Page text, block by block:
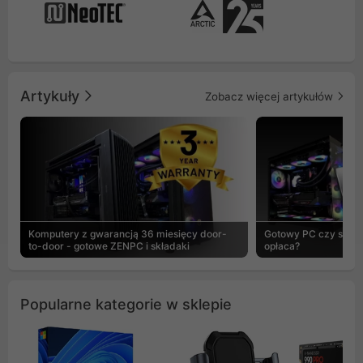
Artykuły Zobacz więcej artykułów
Komputery z gwarancją 36 miesięcy door-
to-door - gotowe ZENPC i składaki
Gotowy PC czy
opłaca?
Popularne kategorie w sklepie